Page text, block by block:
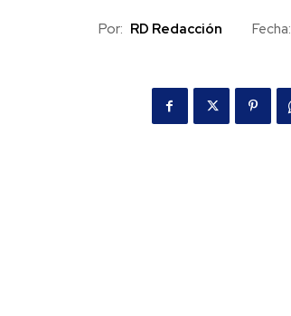
Por: RD Redacción Fecha: